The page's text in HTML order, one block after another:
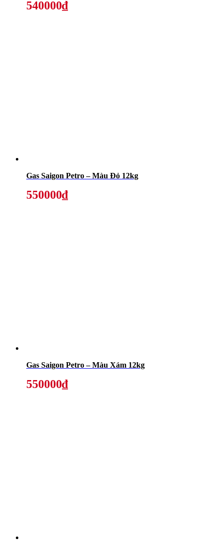
540000₫
Gas Saigon Petro – Màu Đỏ 12kg
550000₫
Gas Saigon Petro – Màu Xám 12kg
550000₫